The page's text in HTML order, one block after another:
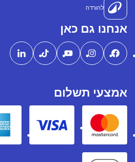
להורדה
אנחנו גם כאן
אמצעי תשלום
Mastercard
Visa